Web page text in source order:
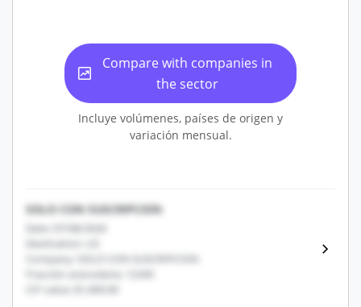
Compare with companies in
the sector
Incluye volúmenes, países de origen y
variación mensual.
SOLO CON SUSCRIPCION
Date: 07/08/2026
Destination: US
Company: SOLO CON SUSCRIPCION
Fracción arancelaria: 12345
CIF value: $1,000.00